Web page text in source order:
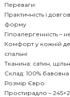
Переваги:
Практичність і
форму
Гіпоалергенність –
Комфорт у кожній
спальні
Тканина: сатин,
Склад: 100% бавовна
Розмір Євро:
Простирадло –